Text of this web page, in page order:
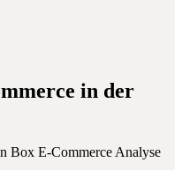
in der
Box E-Commerce Analyse